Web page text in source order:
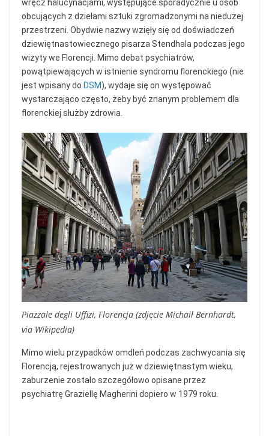
wręcz halucynacjami, występujące sporadycznie u osób
obcujących z dziełami sztuki zgromadzonymi na niedużej
przestrzeni. Obydwie nazwy wzięły się od doświadczeń
dziewiętnastowiecznego pisarza Stendhala podczas jego
wizyty we Florencji. Mimo debat psychiatrów,
powątpiewających w istnienie syndromu florenckiego (nie
jest wpisany do DSM), wydaje się on występować
wystarczająco często, żeby być znanym problemem dla
florenckiej służby zdrowia.
Piazzale degli Uffizi, Florencja (zdjęcie Michaił Bernhardt,
via Wikipedia)
Mimo wielu przypadków omdleń podczas zachwycania się
Florencją, rejestrowanych już w dziewiętnastym wieku,
zaburzenie zostało szczegółowo opisane przez
psychiatrę Graziellę Magherini dopiero w 1979 roku.